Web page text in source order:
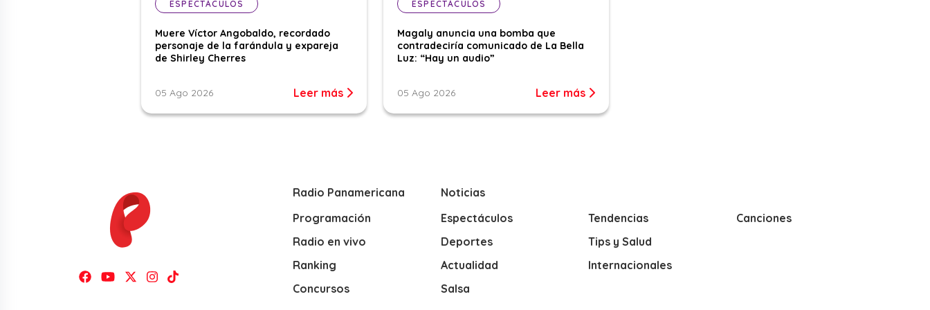
ESPECTÁCULOS
Muere Víctor Angobaldo, recordado
personaje de la farándula y expareja
de Shirley Cherres
05 Ago 2026 Leer más
ESPECTÁCULOS
Magaly anuncia una bomba que
contradeciría comunicado de La Bella
Luz: “Hay un audio”
05 Ago 2026 Leer más
Radio Panamericana
Programación
Radio en vivo
Ranking
Concursos
Noticias
Espectáculos
Deportes
Actualidad
Salsa
Tendencias
Tips y Salud
Internacionales
Canciones